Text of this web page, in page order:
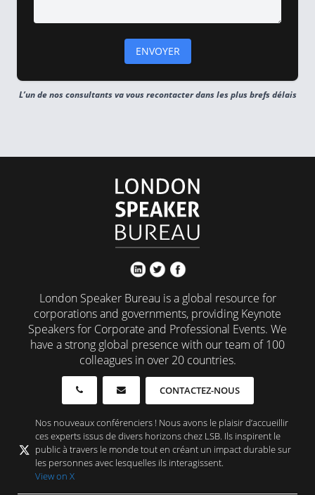
L’un de nos consultants va vous recontacter dans les plus brefs délais
London Speaker Bureau is a global resource for
corporations and governments, providing Keynote
Speakers for Corporate and Professional Events. We
have a strong global presence with our team of 100
colleagues in over 20 countries.
CONTACTEZ-NOUS
Nos nouveaux conférenciers ! Nous avons le plaisir d’accueillir
ces experts issus de divers horizons chez LSB. Ils inspirent le
public à travers le monde tout en créant un impact durable sur
les personnes avec lesquelles ils interagissent.
View on X